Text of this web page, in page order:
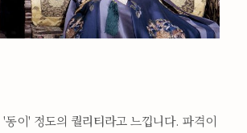
동이' 정도의 퀄리티라고 느낍니다. 파격이